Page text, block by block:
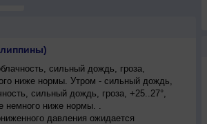
сильный дождь, гроза,
ниже нормы. Утром - сильный дождь,
сильный дождь, гроза, +25..27°,
немного ниже нормы. .
давления ожидается